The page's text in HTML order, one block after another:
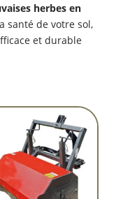
herbes en
santé de votre sol,
et durable